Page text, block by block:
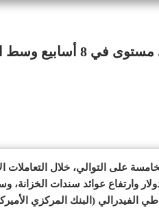
وسط ارتفاع الدولار
على التوالي، خلال
وارتفاع عوائد سندات
الفيدرالي (البنك المركزي